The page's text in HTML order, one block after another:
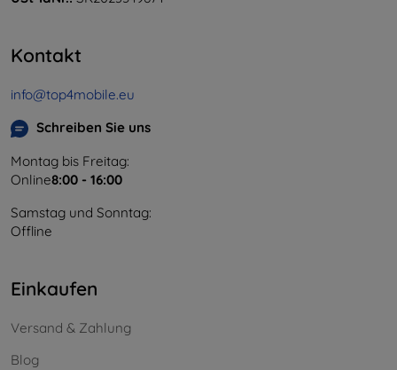
Kontakt
info@top4mobile.eu
Schreiben Sie uns
Montag bis Freitag:
Online8:00 - 16:00
Samstag und Sonntag:
Offline
Einkaufen
Versand & Zahlung
Blog